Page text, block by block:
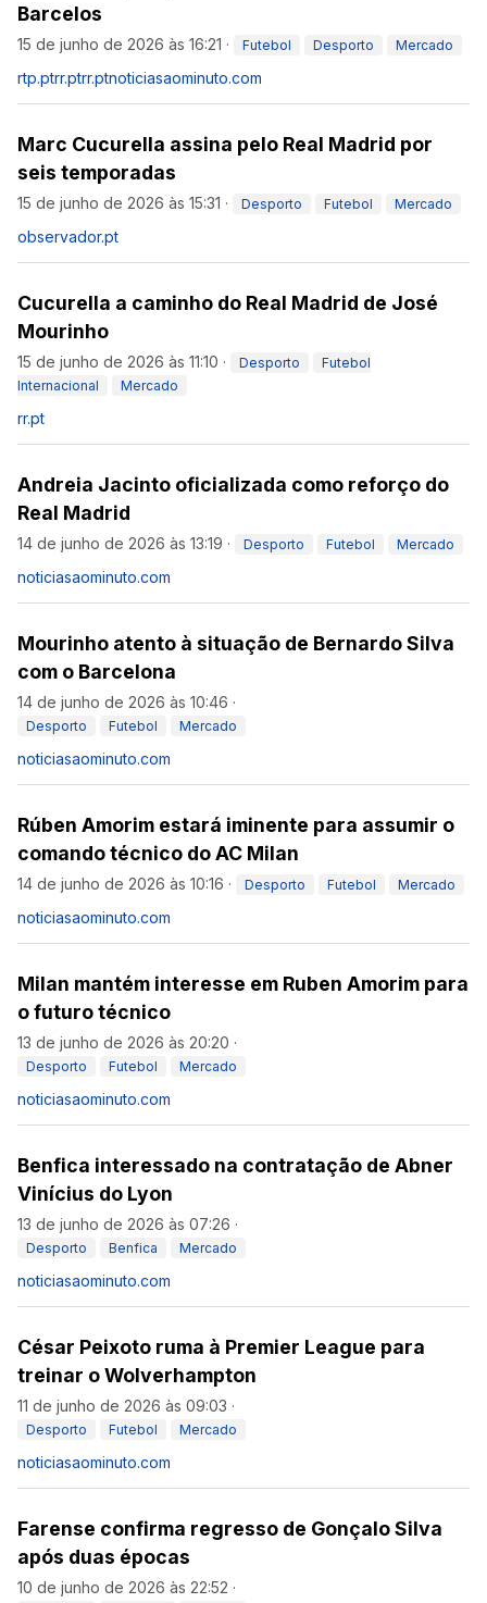
Barcelos
15 de junho de 2026 às 16:21 · Futebol Desporto Mercado
rtp.ptrr.ptrr.ptnoticiasaominuto.com
Marc Cucurella assina pelo Real Madrid por
seis temporadas
15 de junho de 2026 às 15:31 · Desporto Futebol Mercado
observador.pt
Cucurella a caminho do Real Madrid de José
Mourinho
15 de junho de 2026 às 11:10 · Desporto
Futebol
Internacional
Mercado
rr.pt
Andreia Jacinto oficializada como reforço do
Real Madrid
14 de junho de 2026 às 13:19 · Desporto Futebol Mercado
noticiasaominuto.com
Mourinho atento à situação de Bernardo Silva
com o Barcelona
14 de junho de 2026 às 10:46 ·
Desporto Futebol Mercado
noticiasaominuto.com
Rúben Amorim estará iminente para assumir o
comando técnico do AC Milan
14 de junho de 2026 às 10:16 · Desporto Futebol Mercado
noticiasaominuto.com
Milan mantém interesse em Ruben Amorim para
o futuro técnico
13 de junho de 2026 às 20:20 ·
Desporto Futebol Mercado
noticiasaominuto.com
Benfica interessado na contratação de Abner
Vinícius do Lyon
13 de junho de 2026 às 07:26 ·
Desporto Benfica Mercado
noticiasaominuto.com
César Peixoto ruma à Premier League para
treinar o Wolverhampton
11 de junho de 2026 às 09:03 ·
Desporto Futebol Mercado
noticiasaominuto.com
Farense confirma regresso de Gonçalo Silva
após duas épocas
10 de junho de 2026 às 22:52 ·